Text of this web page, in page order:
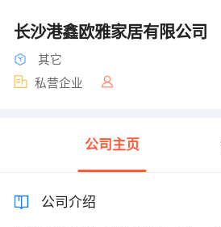
长沙港鑫欧雅家居有限公司
其它
私营企业
公司主页
公司介绍